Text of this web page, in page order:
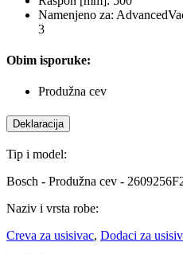
Namenjeno za:
3
Obim isporuke:
Produžna cev
Deklaracija
Tip i model:
Bosch - Produžna cev -
Naziv i vrsta robe:
Creva za usisivac, Dodaci za